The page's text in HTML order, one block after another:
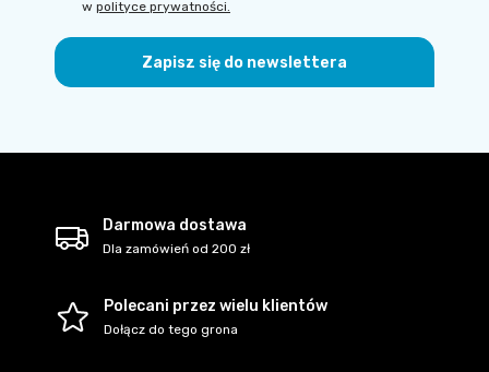
Zapisz się do newslettera
w polityce prywatności.
Darmowa dostawa
Dla zamówień od 200 zł
Polecani przez wielu klientów
Dołącz do tego grona